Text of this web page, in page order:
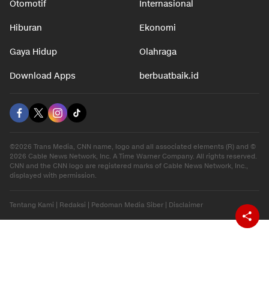
Otomotif Internasional
Hiburan Ekonomi
Gaya Hidup Olahraga
Download Apps berbuatbaik.id
©2026 Trans Media, CNN name, logo and all associated elements (R) and ©
2026 Cable News Network, Inc. A Time Warner Company. All rights reserved.
CNN and the CNN logo are registered marks of Cable News Network, Inc.,
displayed with permission.
Tentang Kami Redaksi Pedoman Media Siber Disclaimer